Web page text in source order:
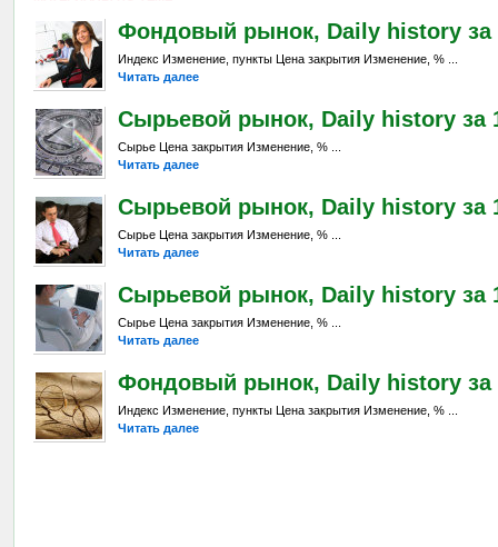
Фондовый рынок, Daily history за
Индекс Изменение, пункты Цена закрытия Изменение, % ...
Читать далее
Сырьевой рынок, Daily history за
Сырье Цена закрытия Изменение, % ...
Читать далее
Сырьевой рынок, Daily history за
Сырье Цена закрытия Изменение, % ...
Читать далее
Сырьевой рынок, Daily history за
Сырье Цена закрытия Изменение, % ...
Читать далее
Фондовый рынок, Daily history за
Индекс Изменение, пункты Цена закрытия Изменение, % ...
Читать далее